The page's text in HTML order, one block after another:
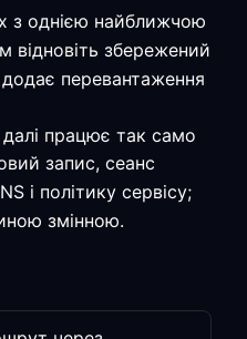
з однією найближчою
відновіть збережений
перевантаження
далі працює так само
запис, сеанс
і політику сервісу;
змінною.